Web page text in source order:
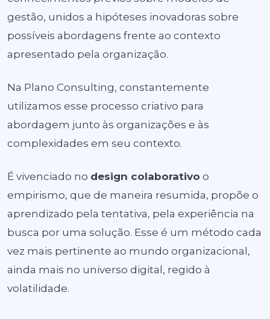
gestão, unidos a hipóteses inovadoras sobre
possíveis abordagens frente ao contexto
apresentado pela organização.
Na Plano Consulting, constantemente
utilizamos esse processo criativo para
abordagem junto às organizações e às
complexidades em seu contexto.
É vivenciado no design colaborativo o
empirismo, que de maneira resumida, propõe o
aprendizado pela tentativa, pela experiência na
busca por uma solução. Esse é um método cada
vez mais pertinente ao mundo organizacional,
ainda mais no universo digital, regido à
volatilidade.